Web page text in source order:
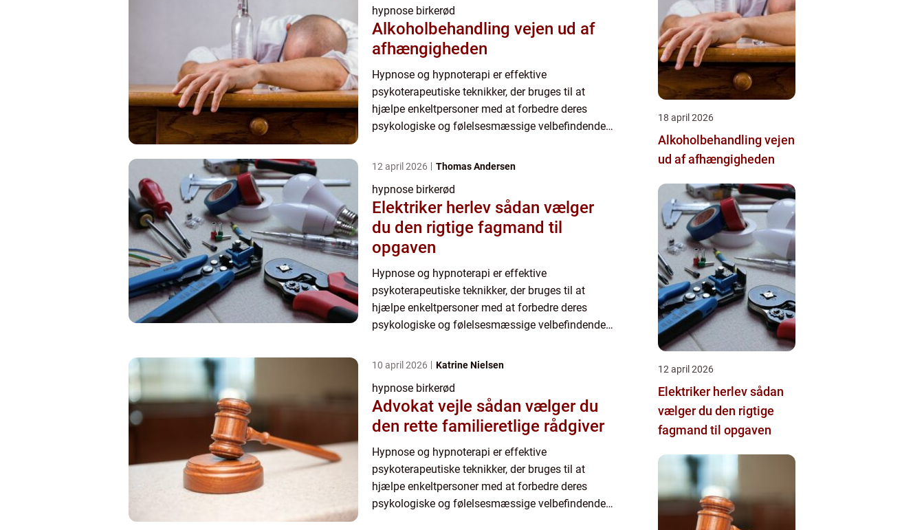
hypnose birkerød
Alkoholbehandling vejen ud af
afhængigheden
Hypnose og hypnoterapi er effektive
psykoterapeutiske teknikker, der bruges til at
hjælpe enkeltpersoner med at forbedre deres
psykologiske og følelsesmæssige velbefindende.
modtagelighed, hvor klienterne føler...
12 april 2026 Thomas Andersen
hypnose birkerød
Elektriker herlev sådan vælger
du den rigtige fagmand til
opgaven
Hypnose og hypnoterapi er effektive
psykoterapeutiske teknikker, der bruges til at
hjælpe enkeltpersoner med at forbedre deres
psykologiske og følelsesmæssige velbefindende.
modtagelighed, hvor klienterne føler...
10 april 2026 Katrine Nielsen
hypnose birkerød
Advokat vejle sådan vælger du
den rette familieretlige rådgiver
Hypnose og hypnoterapi er effektive
psykoterapeutiske teknikker, der bruges til at
hjælpe enkeltpersoner med at forbedre deres
psykologiske og følelsesmæssige velbefindende.
18 april 2026
Alkoholbehandling vejen
ud af afhængigheden
12 april 2026
Elektriker herlev sådan
vælger du den rigtige
fagmand til opgaven